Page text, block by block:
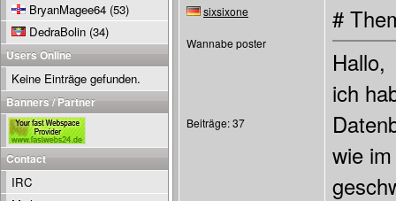
sixsixone
Wannabe poster
Beiträge: 37
#
Hallo,
ich
wie
BryanMagee64 (53)
DedraBolin (34)
Users Online
Keine Einträge gefunden.
Banners / Partner
Contact
IRC